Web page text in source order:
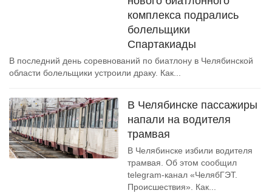
комплекса подрались
болельщики
Спартакиады
В последний день соревнований по биатлону в Челябинской
области болельщики устроили драку. Как...
В Челябинске пассажиры
напали на водителя
трамвая
В Челябинске избили водителя
трамвая. Об этом сообщил
telegram-канал «ЧелябГЭТ.
Происшествия». Как...